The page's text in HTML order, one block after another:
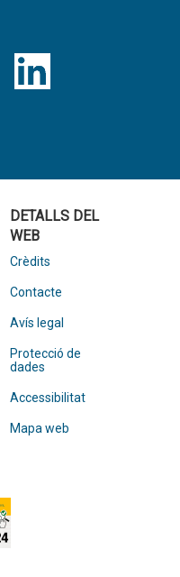
DETALLS DEL
WEB
Crèdits
Contacte
Avís legal
Protecció de
dades
Accessibilitat
Mapa web